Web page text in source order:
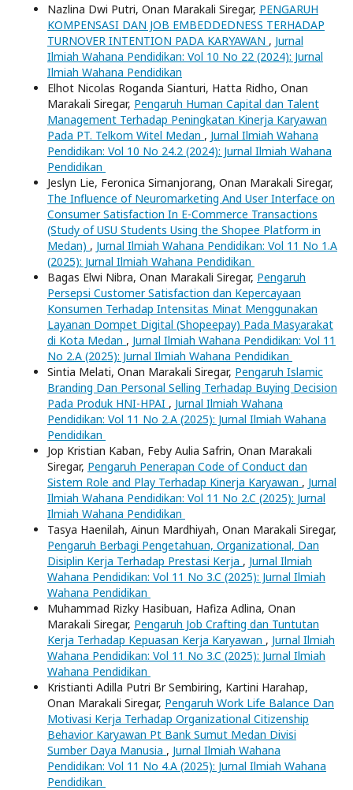
Nazlina Dwi Putri, Onan Marakali Siregar, PENGARUH
KOMPENSASI DAN JOB EMBEDDEDNESS TERHADAP
TURNOVER INTENTION PADA KARYAWAN , Jurnal
Ilmiah Wahana Pendidikan: Vol 10 No 22 (2024): Jurnal
Ilmiah Wahana Pendidikan
Elhot Nicolas Roganda Sianturi, Hatta Ridho, Onan
Marakali Siregar, Pengaruh Human Capital dan Talent
Management Terhadap Peningkatan Kinerja Karyawan
Pada PT. Telkom Witel Medan , Jurnal Ilmiah Wahana
Pendidikan: Vol 10 No 24.2 (2024): Jurnal Ilmiah Wahana
Pendidikan
Jeslyn Lie, Feronica Simanjorang, Onan Marakali Siregar,
The Influence of Neuromarketing And User Interface on
Consumer Satisfaction In E-Commerce Transactions
(Study of USU Students Using the Shopee Platform in
Medan) , Jurnal Ilmiah Wahana Pendidikan: Vol 11 No 1.A
(2025): Jurnal Ilmiah Wahana Pendidikan
Bagas Elwi Nibra, Onan Marakali Siregar, Pengaruh
Persepsi Customer Satisfaction dan Kepercayaan
Konsumen Terhadap Intensitas Minat Menggunakan
Layanan Dompet Digital (Shopeepay) Pada Masyarakat
di Kota Medan , Jurnal Ilmiah Wahana Pendidikan: Vol 11
No 2.A (2025): Jurnal Ilmiah Wahana Pendidikan
Sintia Melati, Onan Marakali Siregar, Pengaruh Islamic
Branding Dan Personal Selling Terhadap Buying Decision
Pada Produk HNI-HPAI , Jurnal Ilmiah Wahana
Pendidikan: Vol 11 No 2.A (2025): Jurnal Ilmiah Wahana
Pendidikan
Jop Kristian Kaban, Feby Aulia Safrin, Onan Marakali
Siregar, Pengaruh Penerapan Code of Conduct dan
Sistem Role and Play Terhadap Kinerja Karyawan , Jurnal
Ilmiah Wahana Pendidikan: Vol 11 No 2.C (2025): Jurnal
Ilmiah Wahana Pendidikan
Tasya Haenilah, Ainun Mardhiyah, Onan Marakali Siregar,
Pengaruh Berbagi Pengetahuan, Organizational, Dan
Disiplin Kerja Terhadap Prestasi Kerja , Jurnal Ilmiah
Wahana Pendidikan: Vol 11 No 3.C (2025): Jurnal Ilmiah
Wahana Pendidikan
Muhammad Rizky Hasibuan, Hafiza Adlina, Onan
Marakali Siregar, Pengaruh Job Crafting dan Tuntutan
Kerja Terhadap Kepuasan Kerja Karyawan , Jurnal Ilmiah
Wahana Pendidikan: Vol 11 No 3.C (2025): Jurnal Ilmiah
Wahana Pendidikan
Kristianti Adilla Putri Br Sembiring, Kartini Harahap,
Onan Marakali Siregar, Pengaruh Work Life Balance Dan
Motivasi Kerja Terhadap Organizational Citizenship
Behavior Karyawan Pt Bank Sumut Medan Divisi
Sumber Daya Manusia , Jurnal Ilmiah Wahana
Pendidikan: Vol 11 No 4.A (2025): Jurnal Ilmiah Wahana
Pendidikan